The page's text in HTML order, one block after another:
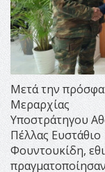
Μετά την
Μεραρχίας
Υποστράτηγου
Πέλλας Ευστάθιο
Φουντουκίδη,